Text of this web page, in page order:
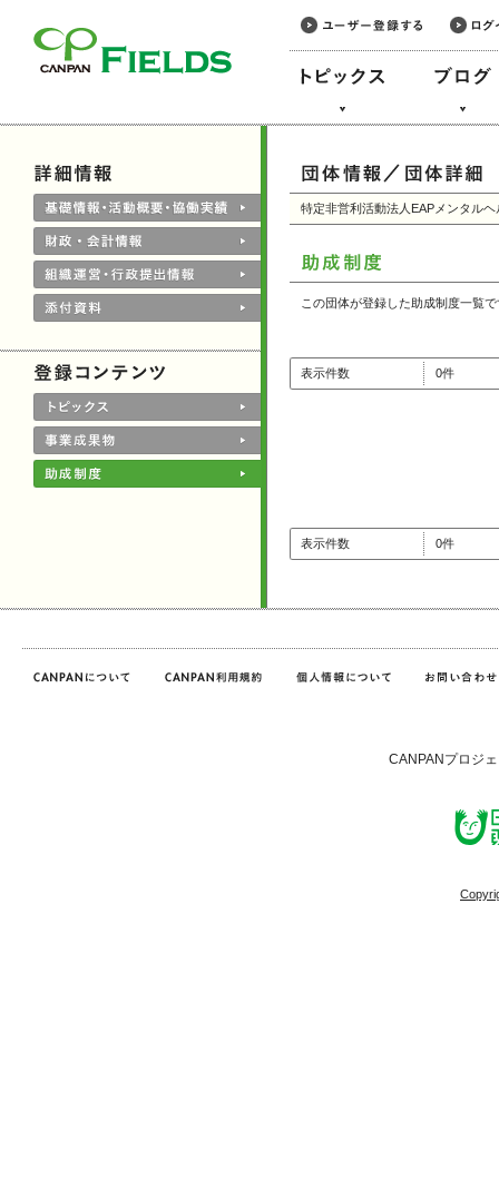
特定非営利活動法人EAPメンタル
この団体が登録した助成制度一覧
表示件数 0件
表示件数 0件
CANPANプロジ